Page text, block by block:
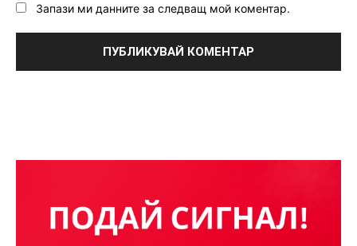
Запази ми данните за следващ мой коментар.